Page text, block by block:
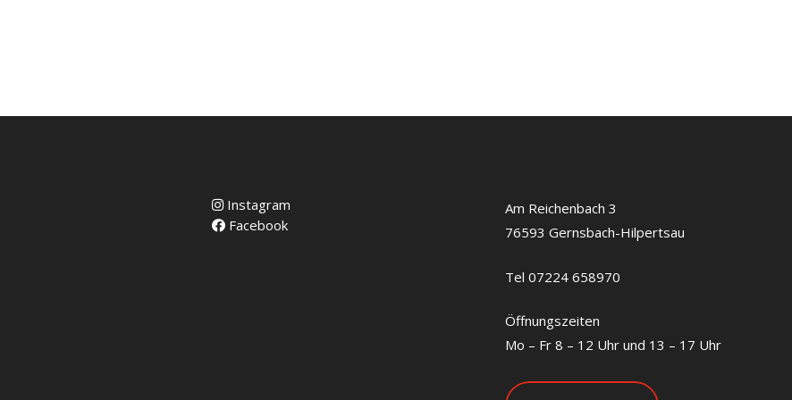
Instagram
Facebook
Am Reichenbach 3
76593 Gernsbach-Hilpertsau
Tel 07224 658970
Öffnungszeiten
Mo – Fr 8 – 12 Uhr und 13 – 17 Uhr